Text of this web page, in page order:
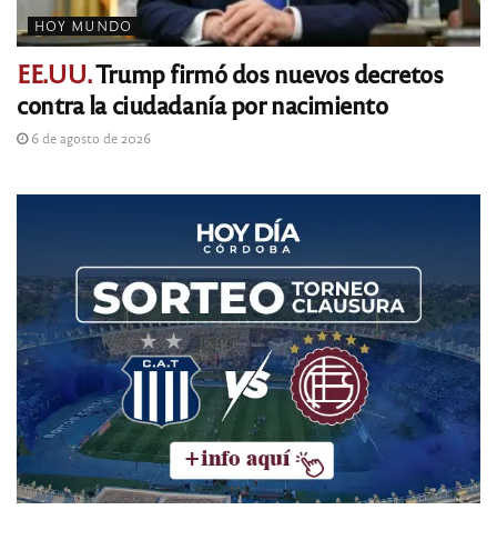
HOY MUNDO
EE.UU.Trump firmó dos nuevos decretos
contra la ciudadanía por nacimiento
6 de agosto de 2026